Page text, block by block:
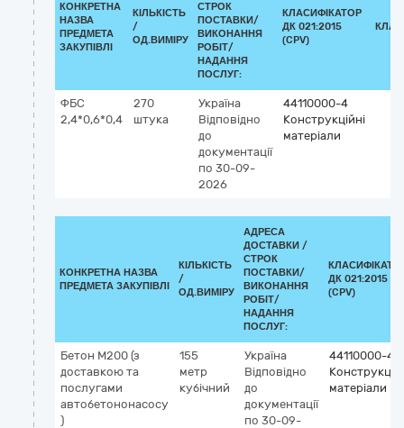
КОНКРЕТНА
НАЗВА
ПРЕДМЕТА
ЗАКУПІВЛІ
КІЛЬКІСТЬ
/
ОД.ВИМІРУ
СТРОК
ПОСТАВКИ/
ВИКОНАННЯ
РОБІТ/
НАДАННЯ
ПОСЛУГ:
КЛАСИФІКАТОР
ДК 021:2015
(CPV)
ФБС
2,4*0,6*0,4
270
штука
Україна
Відповідно
до
документації
по 30-09-
2026
44110000-4
Конструкційні
матеріали
КОНКРЕТНА НАЗВА
ПРЕДМЕТА ЗАКУПІВЛІ
КІЛЬКІСТЬ
/
ОД.ВИМІРУ
АДРЕСА
ДОСТАВКИ /
СТРОК
ПОСТАВКИ/
ВИКОНАННЯ
РОБІТ/
НАДАННЯ
ПОСЛУГ:
ДК 021:2015
(CPV)
Бетон М200 (з
доставкою та
послугами
автобетононасосу
)
155
метр
кубічний
Україна
Відповідно
до
документації
по 30-09-
44110000-4
матеріали